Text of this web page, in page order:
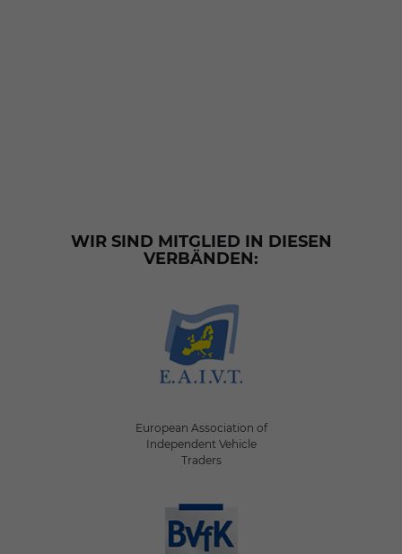
WIR SIND MITGLIED IN DIESEN
VERBÄNDEN:
European Association of
Independent Vehicle
Traders